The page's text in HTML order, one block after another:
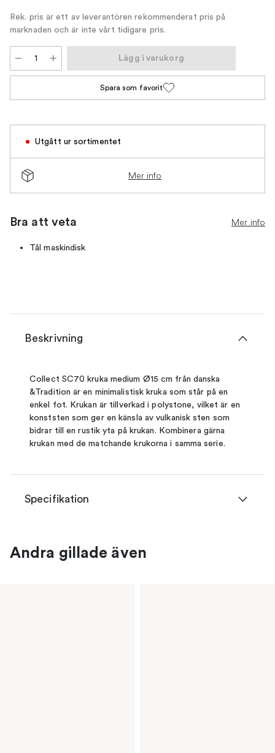
Rek. pris är ett av leverantören rekommenderat pris på
marknaden och är inte vårt tidigare pris.
Lägg i varukorg
Spara som favorit
Utgått ur sortimentet
Mer info
Bra att veta Mer info
Tål maskindisk
Beskrivning
Collect SC70 kruka medium Ø15 cm från danska
&Tradition är en minimalistisk kruka som står på en
enkel fot. Krukan är tillverkad i polystone, vilket är en
konststen som ger en känsla av vulkanisk sten som
bidrar till en rustik yta på krukan. Kombinera gärna
krukan med de matchande krukorna i samma serie.
Specifikation
Andra gillade även